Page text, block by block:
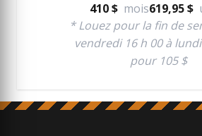
410 $ mois619,95 $
* Louez pour la fin de
vendredi 16 h 00 à
pour 105 $